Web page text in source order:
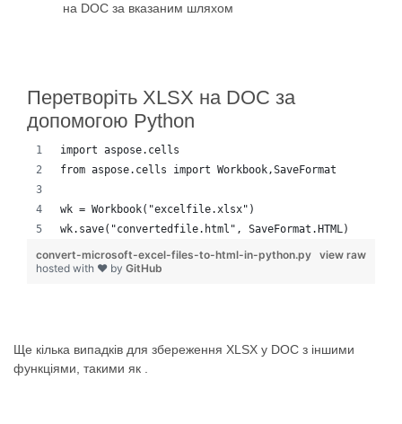
на DOC за вказаним шляхом
Перетворіть XLSX на DOC за
допомогою Python
import aspose.cells
from aspose.cells import Workbook,SaveFormat
wk = Workbook("excelfile.xlsx")
wk.save("convertedfile.html", SaveFormat.HTML)
view raw
convert-microsoft-excel-files-to-html-in-python.py
hosted with ❤ by GitHub
Ще кілька випадків для збереження XLSX у DOC з іншими
функціями, такими як .